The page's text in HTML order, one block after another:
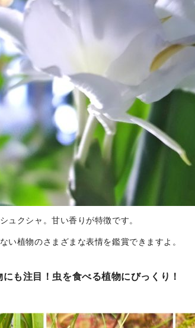
ュクシャ。甘い香りが特徴です。
い植物のさまざまな表情を鑑賞できますよ。
も注目！虫を食べる植物にびっくり！